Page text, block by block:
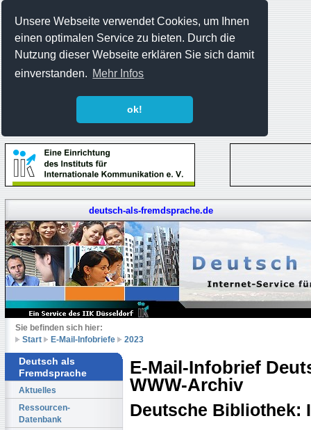
Unsere Webseite verwendet Cookies, um Ihnen
einen optimalen Service zu bieten. Durch die
Nutzung dieser Webseite erklären Sie sich damit
einverstanden. Mehr Infos
ok!
deutsch-als-fremdsprache.de
Sie befinden sich hier:
Start
E-Mail-Infobriefe 2023
Deutsch als
Fremdsprache
Aktuelles
Ressourcen-
Datenbank
E-Mail-Infobrief
WWW-Archiv
Deutsche Bibliothek: